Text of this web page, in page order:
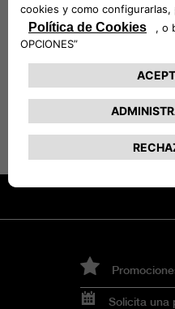
Care como si no,
información para
navegación desde
IR A
Solicita una